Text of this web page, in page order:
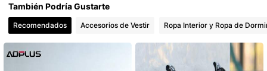
4.91 234 Seguidores
También Podría Gustarte
Recomendados Accesorios de Vestir Ropa Interior y Ropa de